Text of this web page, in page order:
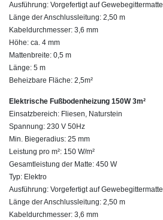
Ausführung: Vorgefertigt auf Gewebegittermatte
Länge der Anschlussleitung: 2,50 m
Kabeldurchmesser: 3,6 mm
Höhe: ca. 4 mm
Mattenbreite: 0,5 m
Länge: 5 m
Beheizbare Fläche: 2,5m²
Elektrische Fußbodenheizung 150W 3m²
Einsatzbereich: Fliesen, Naturstein
Spannung: 230 V 50Hz
Min. Biegeradius: 25 mm
Leistung pro m²: 150 W/m²
Gesamtleistung der Matte: 450 W
Typ: Elektro
Ausführung: Vorgefertigt auf Gewebegittermatte
Länge der Anschlussleitung: 2,50 m
Kabeldurchmesser: 3,6 mm